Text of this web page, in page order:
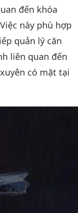
đến khóa
này phù hợp
quản lý căn
liên quan đến
có mặt tại